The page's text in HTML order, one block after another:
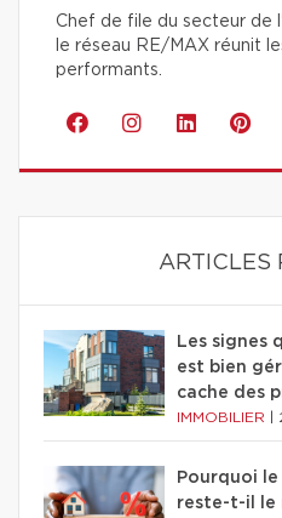
Chef de file du secteur de
le réseau RE/MAX réunit
performants.
ARTICLES
Les signes
est bien
cache des
IMMOBILIER
Pourquoi
reste-t-il le